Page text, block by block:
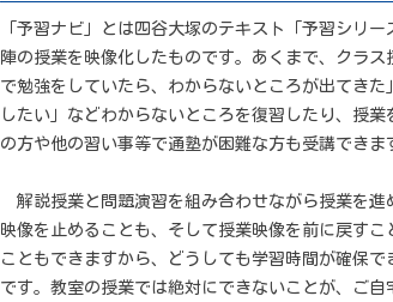
「予習ナビ」とは四谷大塚のテキスト「予習シリ
陣の授業を映像化したものです。あくまで、クラ
で勉強をしていたら、わからないところが出てき
したい」などわからないところを復習したり、授
の方や他の習い事等で通塾が困難な方も受講できま
解説授業と問題演習を組み合わせながら授業を進
映像を止めることも、そして授業映像を前に戻す
こともできますから、どうしても学習時間が確保
です。教室の授業では絶対にできないことが、ご自